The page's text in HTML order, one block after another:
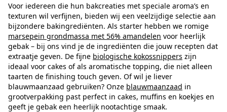
Voor iedereen die hun bakcreaties met speciale aroma’s en
texturen wil verfijnen, bieden wij een veelzijdige selectie aan
bijzondere bakingrediënten. Als starter hebben we romige
marsepein grondmassa met 56% amandelen voor heerlijk
gebak – bij ons vind je de ingrediënten die jouw recepten dat
extraatje geven. De fijne biologische kokossnippers zijn
ideaal voor cakes of als aromatische topping, die niet alleen
taarten de finishing touch geven. Of wil je liever
blauwmaanzaad gebruiken? Onze blauwmaanzaad in
grootverpakking past perfect in cakes, muffins en koekjes en
geeft je gebak een heerlijk nootachtige smaak.